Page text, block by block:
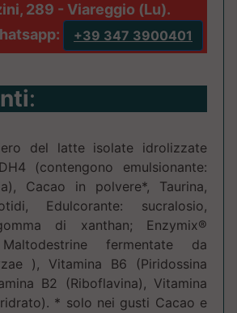
289 - Viareggio (Lu).
+39 347 3900401
:
del latte isolate idrolizzate
(contengono emulsionante:
Cacao in polvere*, Taurina,
Edulcorante: sucralosio,
di xanthan; Enzymix®
fermentate da
), Vitamina B6 (Piridossina
B2 (Riboflavina), Vitamina
* solo nei gusti Cacao e